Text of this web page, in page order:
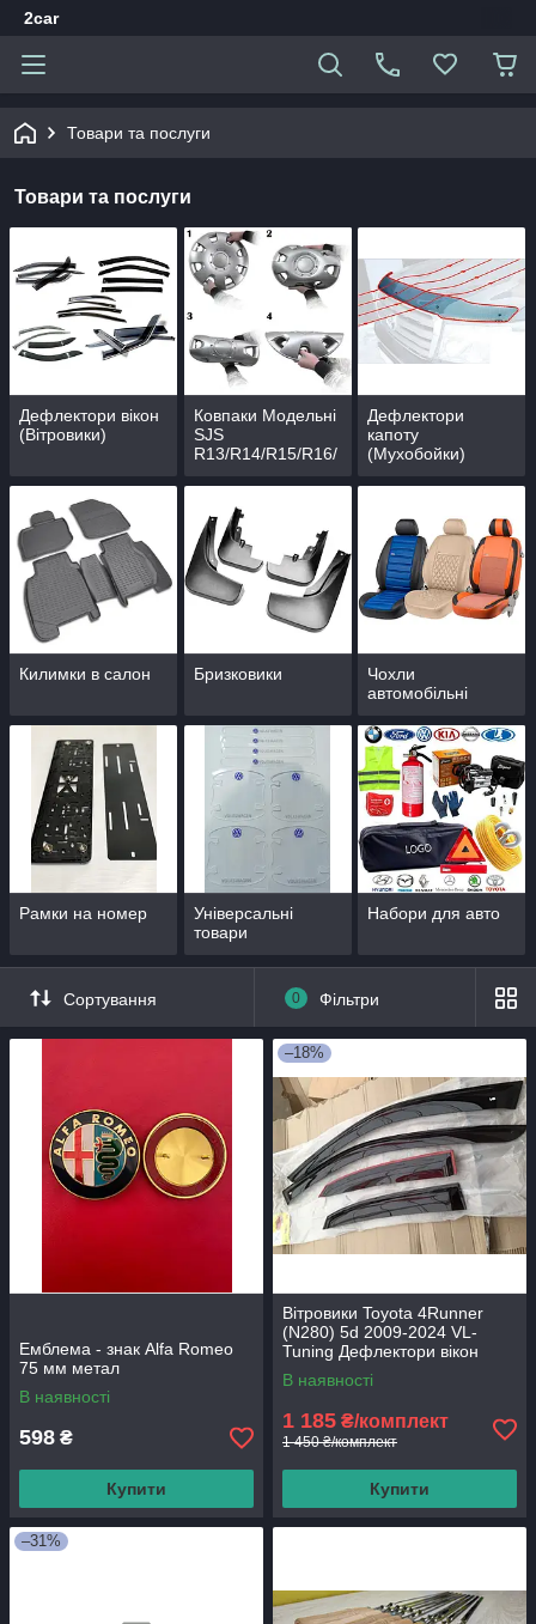
2car
Товари та послуги
Товари та послуги
Дефлектори вікон
(Вітровики)
Ковпаки Модельні
SJS
R13/R14/R15/R16/
Дефлектори
капоту
(Мухобойки)
Килимки в салон Бризковики
Чохли
автомобільні
Рамки на номер
Універсальні
товари
Набори для авто
Сортування 0 Фільтри
Емблема - знак Alfa Romeo
75 мм метал
В наявності
598 ₴
Купити
–18%
Вітровики Toyota 4Runner
(N280) 5d 2009-2024 VL-
Tuning Дефлектори вікон
В наявності
1 185 ₴/комплект
1 450 ₴/комплект
Купити
–31%